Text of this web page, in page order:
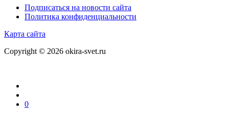
Подписаться на новости сайта
Политика конфиденциальности
Карта сайта
Copyright © 2026 okira-svet.ru
0